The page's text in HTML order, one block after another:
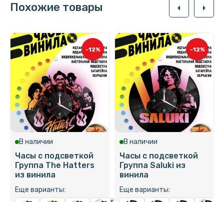
Похожие товары arrow_left arrow_right
-12%
В наличии
Часы с подсветкой
Группа The Hatters
из винила
Еще варианты:
-12%
В наличии
Часы с подсветкой
Группа Saluki из
винила
Еще варианты: